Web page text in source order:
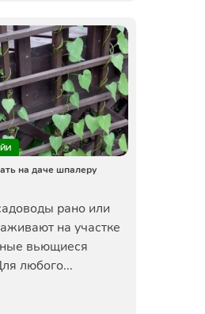
на даче шпалеру
рано или
на участке
вьющиеся
любого...